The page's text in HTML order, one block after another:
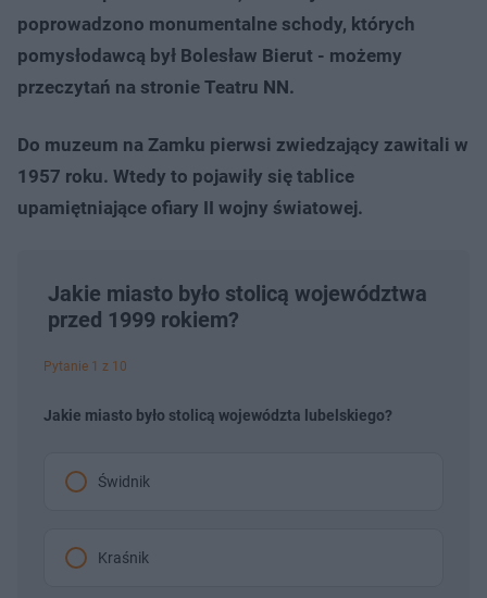
poprowadzono monumentalne schody, których
pomysłodawcą był Bolesław Bierut - możemy
przeczytań na stronie Teatru NN.
Do muzeum na Zamku pierwsi zwiedzający zawitali w
1957 roku. Wtedy to pojawiły się tablice
upamiętniające ofiary II wojny światowej.
Jakie miasto było stolicą województwa
przed 1999 rokiem?
Pytanie 1 z 10
Jakie miasto było stolicą województa lubelskiego?
Świdnik
Kraśnik